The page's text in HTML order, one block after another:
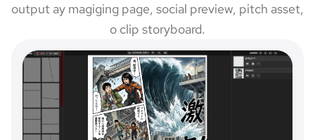
output ay magiging page, social preview, pitch asset,
o clip storyboard.